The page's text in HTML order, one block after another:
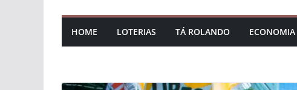
HOME LOTERIAS TÁ ROLANDO ECONOMIA